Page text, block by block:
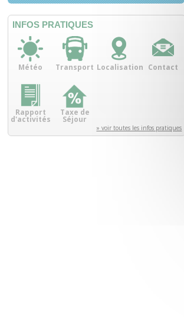
INFOS PRATIQUES
Météo Transport Localisation Contact
Rapport
d'activités
Taxe de
Séjour
» voir toutes les infos pratiques